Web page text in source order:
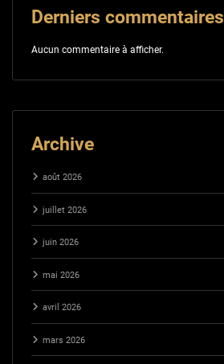
Derniers commentaires
Aucun commentaire à afficher.
Archive
août 2026
juillet 2026
juin 2026
mai 2026
avril 2026
mars 2026